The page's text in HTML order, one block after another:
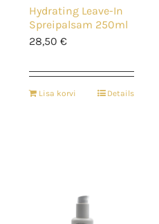
Hydrating Leave-In
Spreipalsam 250ml
28,50 €
Lisa korvi Details